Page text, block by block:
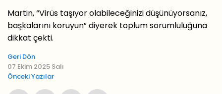
Martin, “Virüs taşıyor olabileceğinizi düşünüyorsanız,
başkalarını koruyun” diyerek toplum sorumluluğuna
dikkat çekti.
Geri Dön
07 Ekim 2025 Salı
Önceki Yazılar